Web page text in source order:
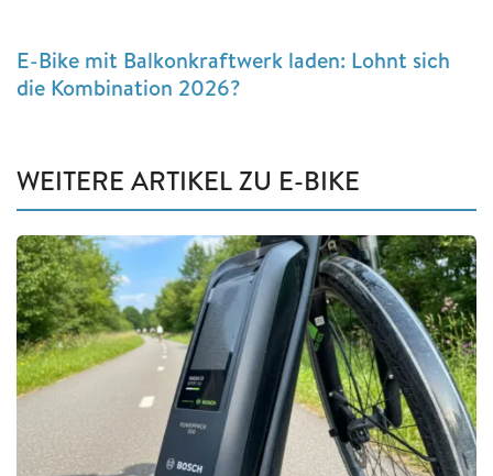
E-Bike mit Balkonkraftwerk laden: Lohnt sich
die Kombination 2026?
WEITERE ARTIKEL ZU E-BIKE